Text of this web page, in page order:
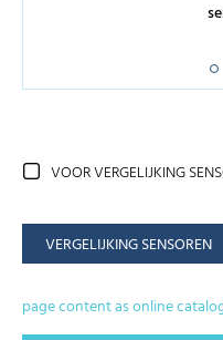
VOOR VERGELIJKING
VERGELIJKING SENSOREN
page content as online